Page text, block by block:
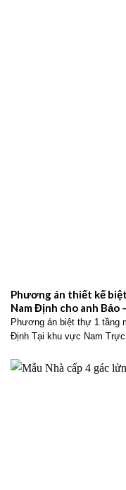
Phương án thiết kế
Nam Định cho anh Bảo
Phương án biệt thự 1 tầng
Định Tại khu vực Nam Trực